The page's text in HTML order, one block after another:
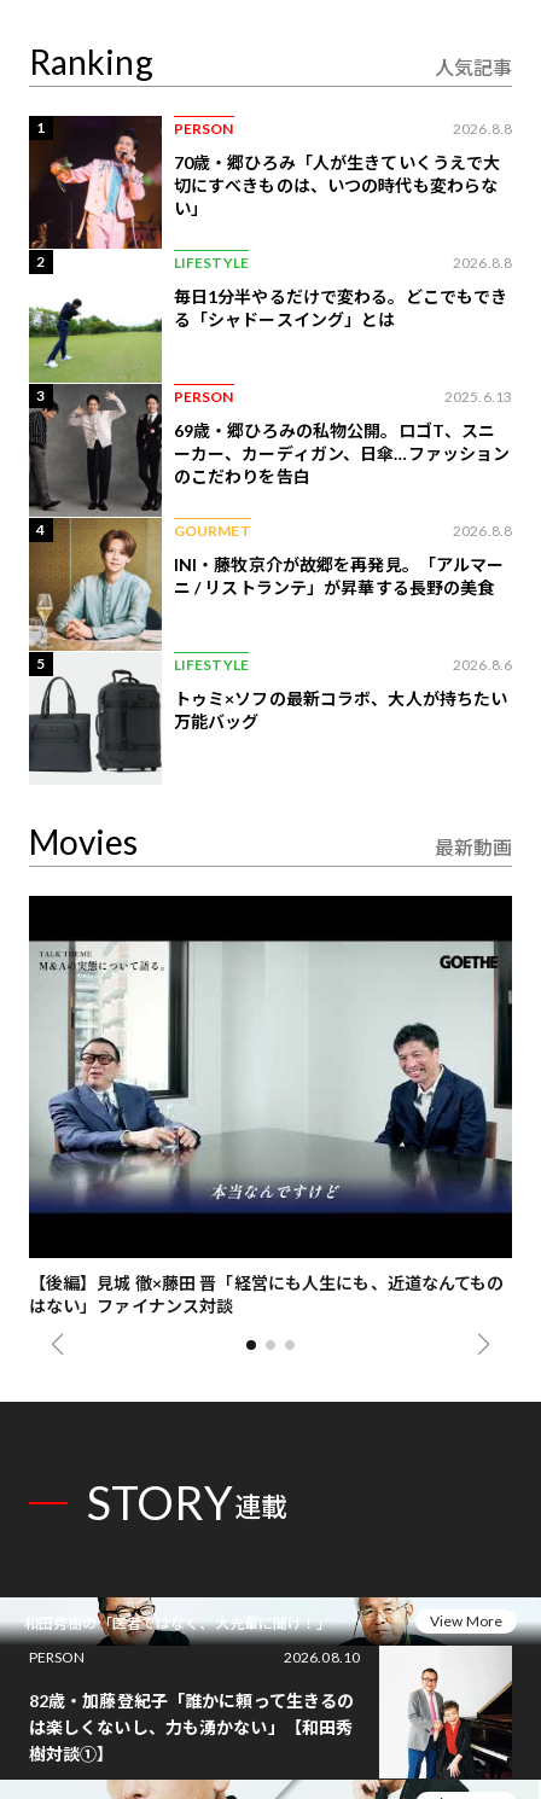
Ranking 人気記事
1 PERSON 2026.8.8
70歳・郷ひろみ「人が生きていくうえで大
切にすべきものは、いつの時代も変わらな
い」
2 LIFESTYLE 2026.8.8
毎日1分半やるだけで変わる。どこでもでき
る「シャドースイング」とは
3 PERSON 2025.6.13
69歳・郷ひろみの私物公開。ロゴT、スニ
ーカー、カーディガン、日傘…ファッション
のこだわりを告白
4 GOURMET 2026.8.8
INI・藤牧京介が故郷を再発見。「アルマー
ニ / リストランテ」が昇華する長野の美食
5 LIFESTYLE 2026.8.6
トゥミ×ソフの最新コラボ、大人が持ちたい
万能バッグ
Movies 最新動画
【後編】見城 徹×藤田 晋「経営にも人生にも、近道なんてもの
はない」ファイナンス対談
STORY連載
和田秀樹の「医者ではなく、大先輩に聞け！」
View More
PERSON
2026.08.10
82歳・加藤登紀子「誰かに頼って生きるの
は楽しくないし、力も湧かない」【和田秀
樹対談①】